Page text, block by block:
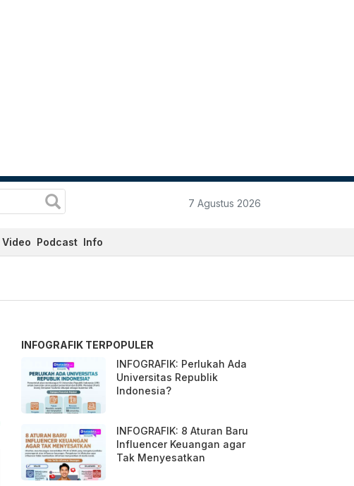
7 Agustus 2026
Video Podcast Info
INFOGRAFIK TERPOPULER
INFOGRAFIK: Perlukah Ada
Universitas Republik
Indonesia?
INFOGRAFIK: 8 Aturan Baru
Influencer Keuangan agar
Tak Menyesatkan